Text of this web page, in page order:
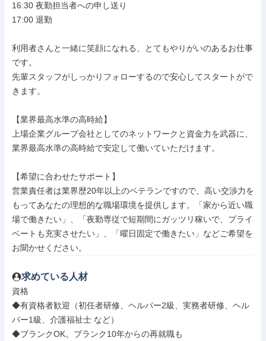
16:30 夜勤担当者への申し送り
17:00 退勤
利用者さんと一緒に笑顔になれる、とてもやりがいのあるお仕事
です。
先輩スタッフがしっかりフォローするので安心してスタートがで
きます。
【業界最高水準の高時給】
上場企業グループ会社としてのネットワークと資金力を武器に、
業界最高水準の高時給で安定して働いていただけます。
【希望に合わせたサポート】
営業責任者は業界歴20年以上のベテランですので、高い交渉力を
もってあなたの理想的な職場環境を提供します。「家から近い職
場で働きたい」、「夜勤専従で短期間にガッツリ稼いで、プライ
ベートも充実させたい」、「曜日固定で働きたい」などご希望を
お聞かせください。
求めている人材
資格
◆有資格者歓迎（初任者研修、ヘルパー2級、実務者研修、ヘル
パー1級、介護福祉士 など）
◆ブランクOK。ブランク10年からの再就職も